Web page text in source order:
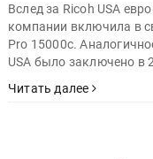
Вслед за Ricoh USA
компании включила в
Pro 15000c.
USA было заключено в
Читать далее